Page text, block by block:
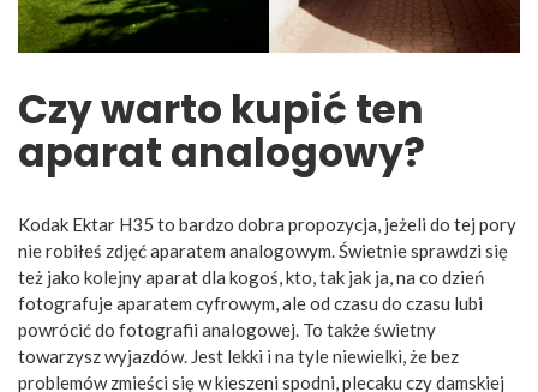
Czy warto kupić ten
aparat analogowy?
Kodak Ektar H35 to bardzo dobra propozycja, jeżeli do tej pory
nie robiłeś zdjęć aparatem analogowym. Świetnie sprawdzi się
też jako kolejny aparat dla kogoś, kto, tak jak ja, na co dzień
fotografuje aparatem cyfrowym, ale od czasu do czasu lubi
powrócić do fotografii analogowej. To także świetny
towarzysz wyjazdów. Jest lekki i na tyle niewielki, że bez
problemów zmieści się w kieszeni spodni, plecaku czy damskiej